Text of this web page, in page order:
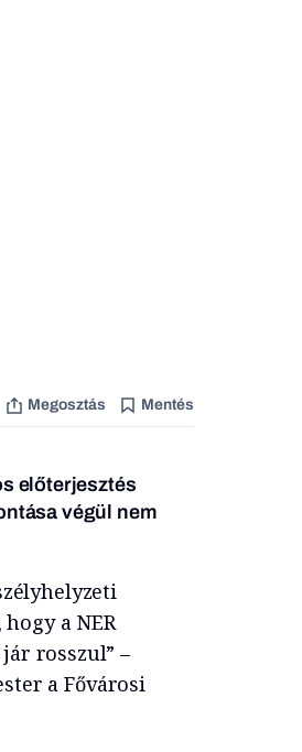
Megosztás Mentés
előterjesztés
végül nem
a NER
rosszul” –
a Fővárosi